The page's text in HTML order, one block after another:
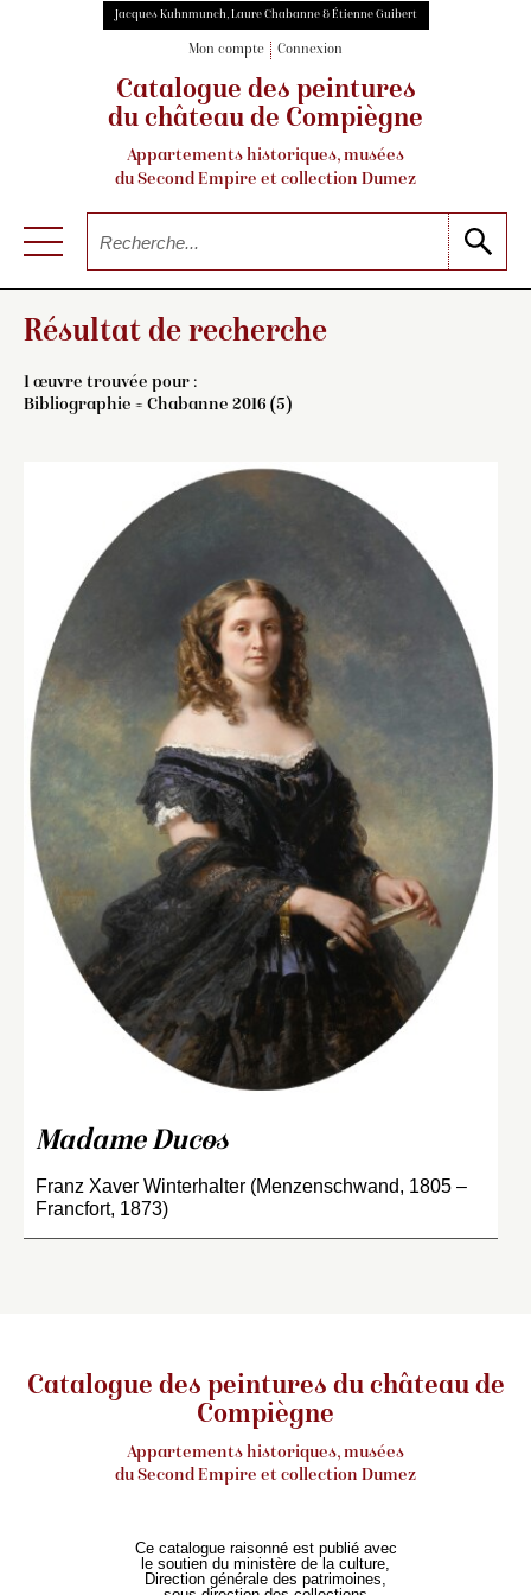
Jacques Kuhnmunch, Laure Chabanne & Étienne Guibert
Mon compte Connexion
Catalogue des peintures
du château de Compiègne
Appartements historiques, musées
du Second Empire et collection Dumez
Résultat de recherche
1 œuvre trouvée pour :
Bibliographie = Chabanne 2016 (5)
Madame Ducos
Franz Xaver Winterhalter (Menzenschwand, 1805 –
Francfort, 1873)
Catalogue des peintures du château de
Compiègne
Appartements historiques, musées
du Second Empire et collection Dumez
Ce catalogue raisonné est publié avec
le soutien du ministère de la culture,
Direction générale des patrimoines,